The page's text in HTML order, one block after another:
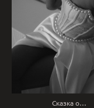
Сказка о…